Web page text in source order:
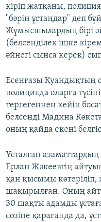
кіріп жатқаны,
"бәрін ұстаңдар" деп
Жұмысшылардың бірі
(белсенділек ішке
әйнегі сынса керек)
Есенғазы Қуандықтың
полицияда оларға
тергегеннен кейін
белсенді Мадина
оның қайда екені
Ұсталған
Ерлан Жәкеевтің
қан қысымы көтеріліп,
шақырылған. Оның
30 шақты адамды
сөзіне қарағанда да,